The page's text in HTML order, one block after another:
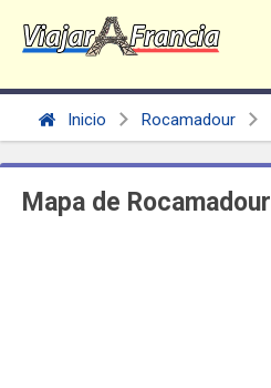
Inicio Rocamadour
Mapa de Rocamadour